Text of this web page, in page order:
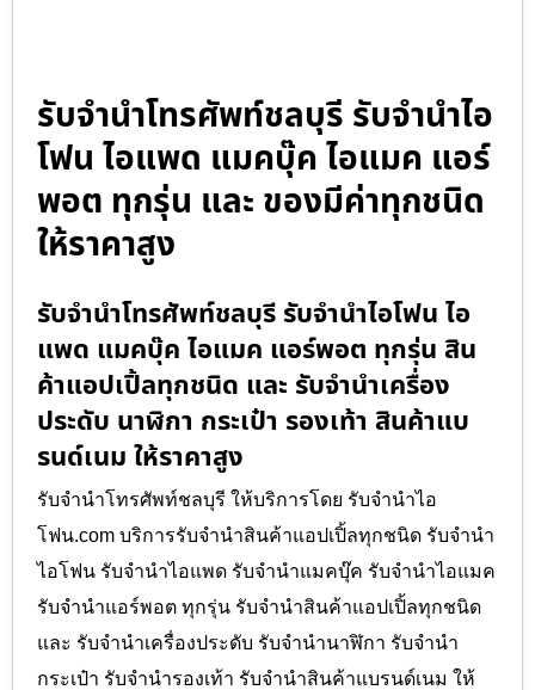
รับจำนำโทรศัพท์ชลบุรี รับจำนำไอ
โฟน ไอแพด แมคบุ๊ค ไอแมค แอร์
พอต ทุกรุ่น และ ของมีค่าทุกชนิด
ให้ราคาสูง
รับจำนำโทรศัพท์ชลบุรี รับจำนำไอโฟน ไอ
แพด แมคบุ๊ค ไอแมค แอร์พอต ทุกรุ่น สิน
ค้าแอปเปิ้ลทุกชนิด และ รับจำนำเครื่อง
ประดับ นาฬิกา กระเป๋า รองเท้า สินค้าแบ
รนด์เนม ให้ราคาสูง
รับจำนำโทรศัพท์ชลบุรี ให้บริการโดย รับจํานําไอ
โฟน.com บริการรับจำนำสินค้าแอปเปิ้ลทุกชนิด รับจำนำ
ไอโฟน รับจำนำไอแพด รับจำนำแมคบุ๊ค รับจำนำไอแมค
รับจำนำแอร์พอต ทุกรุ่น รับจำนำสินค้าแอปเปิ้ลทุกชนิด
และ รับจำนำเครื่องประดับ รับจำนำนาฬิกา รับจำนำ
กระเป๋า รับจำนำรองเท้า รับจำนำสินค้าแบรนด์เนม ให้